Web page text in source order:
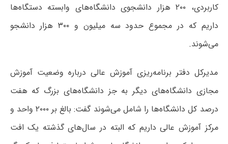
کاربردی، ۲۰۰ هزار دانشجوی دانشگاه‌های وابسته دستگاه‌ها
داریم که در مجموع حدود سه میلیون و ۳۰۰ هزار دانشجو
می‌شوند.
مدیرکل دفتر برنامه‌ریزی آموزش عالی درباره وضعیت آموزش
مجازی دانشگاه‌های دیگر به جز دانشگاه‌های بزرگ که هفت
درصد کل دانشگاه‌ها را شامل می‌شوند گفت: بالغ بر ۲۰۰۰ واحد و
مرکز آموزش عالی داریم که البته در سال‌های گذشته یک افت